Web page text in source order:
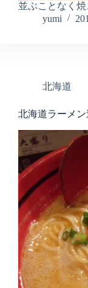
並ぶことなく
yumi
北海道
北海道ラーメ